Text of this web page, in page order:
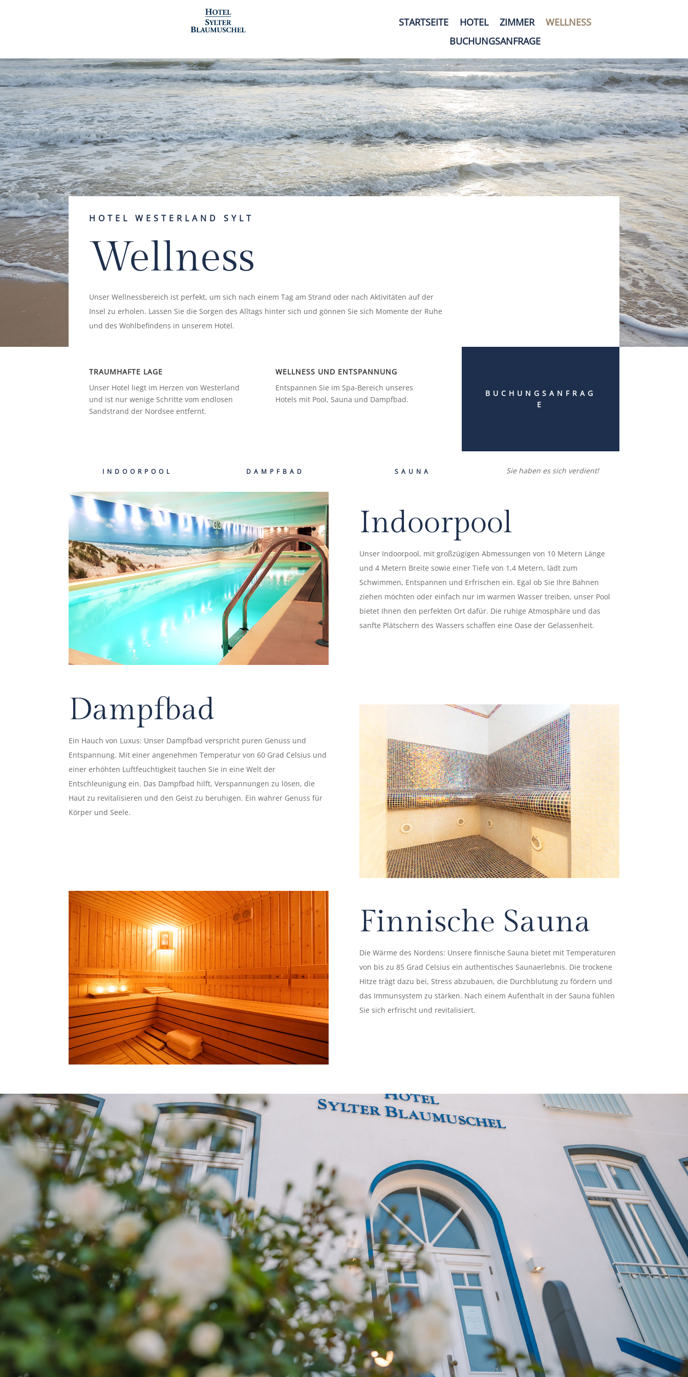
STARTSEITE HOTEL ZIMMER
WELLNESS
BUCHUNGSANFRAGE
HOTEL WESTERLAND SYLT
Wellness
Unser Wellnessbereich ist perfekt, um sich nach einem Tag am Strand oder nach Aktivitäten auf der
Insel zu erholen. Lassen Sie die Sorgen des Alltags hinter sich und gönnen Sie sich Momente der Ruhe
und des Wohlbefindens in unserem Hotel.
TRAUMHAFTE LAGE
Unser Hotel liegt im Herzen von Westerland
und ist nur wenige Schritte vom endlosen
Sandstrand der Nordsee entfernt.
WELLNESS UND ENTSPANNUNG
Entspannen Sie im Spa-Bereich unseres
Hotels mit Pool, Sauna und Dampfbad.
BUCHUNGSANFRAG
E
INDOORPOOL DAMPFBAD SAUNA Sie haben es sich verdient!
Indoorpool
Unser Indoorpool, mit großzügigen Abmessungen von 10 Metern Länge
und 4 Metern Breite sowie einer Tiefe von 1,4 Metern, lädt zum
Schwimmen, Entspannen und Erfrischen ein. Egal ob Sie Ihre Bahnen
ziehen möchten oder einfach nur im warmen Wasser treiben, unser Pool
bietet Ihnen den perfekten Ort dafür. Die ruhige Atmosphäre und das
sanfte Plätschern des Wassers schaffen eine Oase der Gelassenheit.
Dampfbad
Ein Hauch von Luxus: Unser Dampfbad verspricht puren Genuss und
Entspannung. Mit einer angenehmen Temperatur von 60 Grad Celsius und
einer erhöhten Luftfeuchtigkeit tauchen Sie in eine Welt der
Entschleunigung ein. Das Dampfbad hilft, Verspannungen zu lösen, die
Haut zu revitalisieren und den Geist zu beruhigen. Ein wahrer Genuss für
Körper und Seele.
Finnische Sauna
Die Wärme des Nordens: Unsere finnische Sauna bietet mit Temperaturen
von bis zu 85 Grad Celsius ein authentisches Saunaerlebnis. Die trockene
Hitze trägt dazu bei, Stress abzubauen, die Durchblutung zu fördern und
das Immunsystem zu stärken. Nach einem Aufenthalt in der Sauna fühlen
Sie sich erfrischt und revitalisiert.